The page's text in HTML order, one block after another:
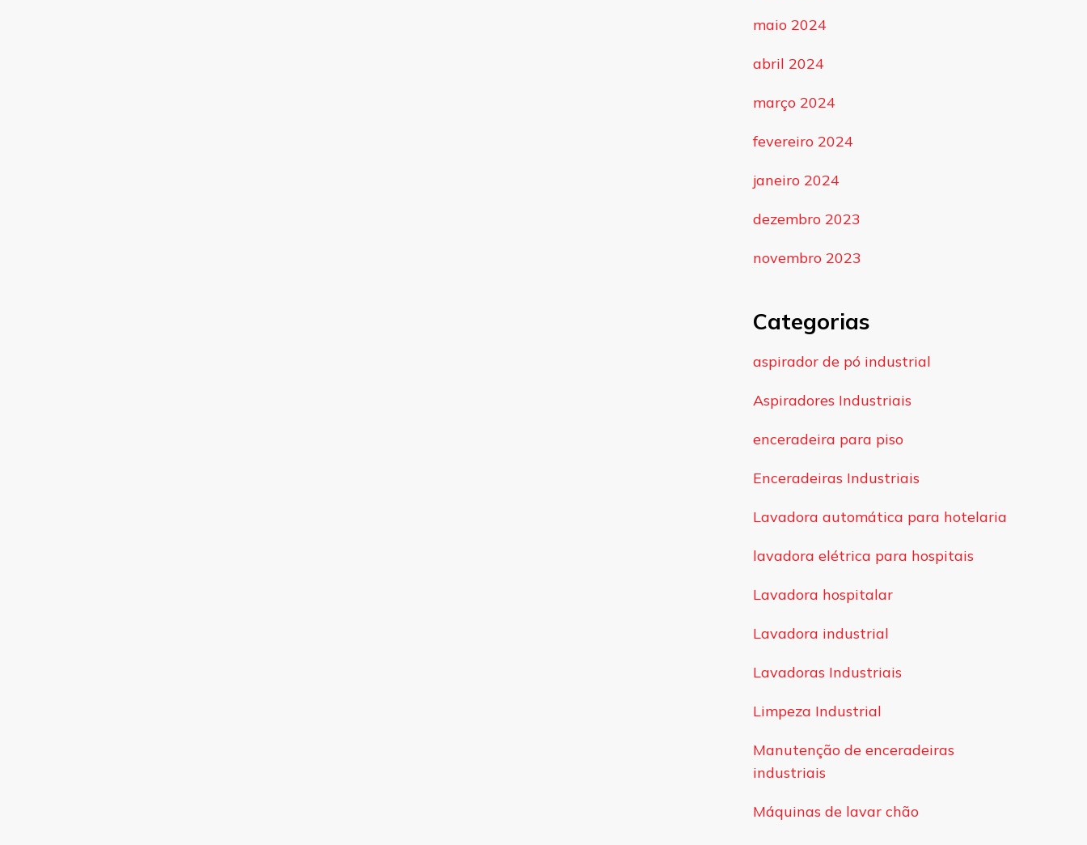
maio 2024
abril 2024
março 2024
fevereiro 2024
janeiro 2024
dezembro 2023
novembro 2023
Categorias
aspirador de pó industrial
Aspiradores Industriais
enceradeira para piso
Enceradeiras Industriais
Lavadora automática para hotelaria
lavadora elétrica para hospitais
Lavadora hospitalar
Lavadora industrial
Lavadoras Industriais
Limpeza Industrial
Manutenção de enceradeiras
industriais
Máquinas de lavar chão